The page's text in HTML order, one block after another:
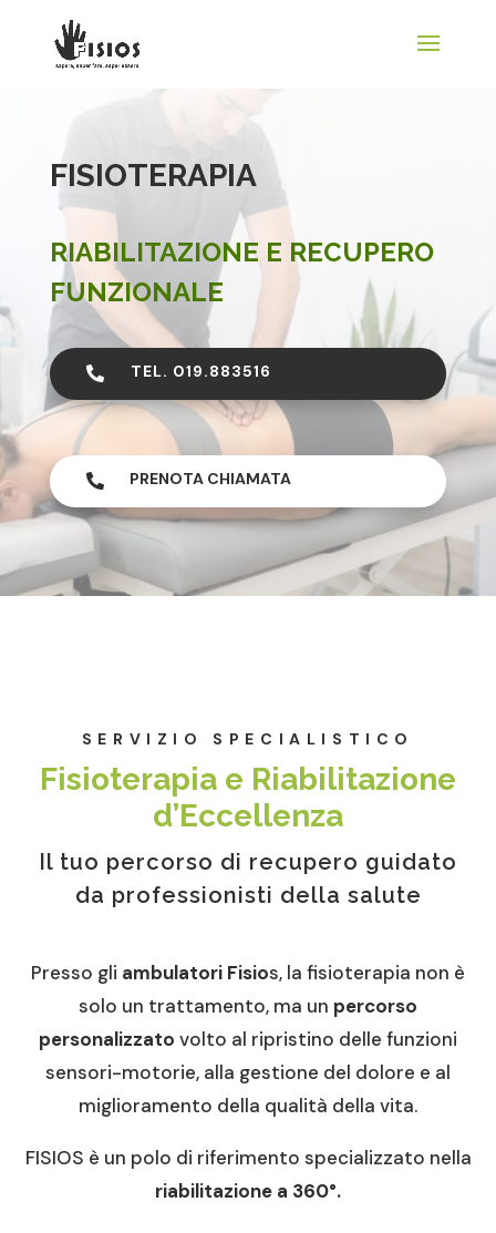
FISIOTERAPIA
RIABILITAZIONE E RECUPERO
FUNZIONALE
 TEL. 019.883516
 PRENOTA CHIAMATA
SERVIZIO SPECIALISTICO
Fisioterapia e Riabilitazione
d’Eccellenza
Il tuo percorso di recupero guidato
da professionisti della salute
Presso gli ambulatori Fisios, la fisioterapia non è
solo un trattamento, ma un percorso
personalizzato volto al ripristino delle funzioni
sensori-motorie, alla gestione del dolore e al
miglioramento della qualità della vita.
FISIOS è un polo di riferimento specializzato nella
riabilitazione a 360°.